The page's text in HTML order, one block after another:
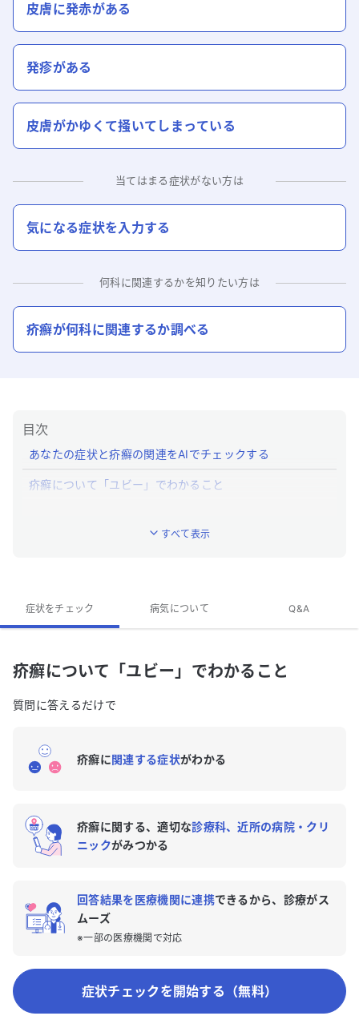
皮膚に発赤がある
発疹がある
皮膚がかゆくて掻いてしまっている
当てはまる症状がない方は
気になる症状を入力する
何科に関連するかを知りたい方は
疥癬が何科に関連するか調べる
目次
あなたの症状と疥癬の関連をAIでチェックする
疥癬について「ユビー」でわかること
疥癬の専門医がいる近くの病院はありますか？
すべて表示
症状をチェック 病気について Q&A
疥癬について「ユビー」でわかること
質問に答えるだけで
疥癬に関連する症状がわかる
疥癬に関する、適切な診療科、近所の病院・クリ
ニックがみつかる
回答結果を医療機関に連携できるから、診療がス
ムーズ
※一部の医療機関で対応
症状チェックを開始する（無料）